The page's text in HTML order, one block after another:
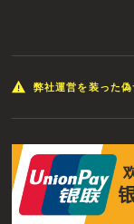
弊社運営を装った偽